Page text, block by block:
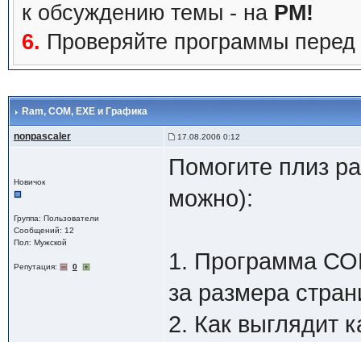
к обсуждению темы - на PM!
6. Проверяйте программы
Ram, СОМ, ЕХЕ и Графика
nonpascaler 17.08.2006 0:12
Новичок
Группа: Пользователи
Сообщений: 12
Пол: Мужской
Репутация: 0
Помогите плиз
можно):
1. Программа
за размера
2. Как выглядит